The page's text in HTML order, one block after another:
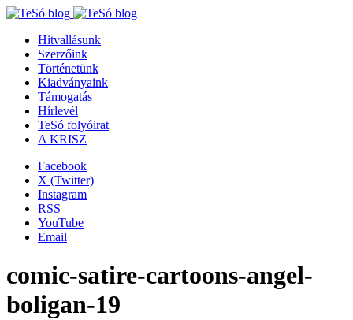
Hitvallásunk
Szerzőink
Történetünk
Kiadványaink
Támogatás
Hírlevél
TeSó folyóirat
A KRISZ
Facebook
X (Twitter)
Instagram
RSS
YouTube
Email
comic-satire-cartoons-angel-
boligan-19